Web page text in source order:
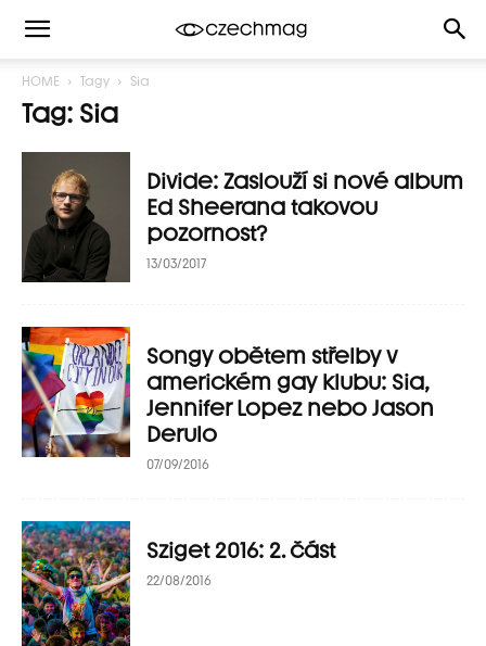
HOME Tagy Sia
Tag: Sia
Divide: Zaslouží si nové album
Ed Sheerana takovou
pozornost?
13/03/2017
Songy obětem střelby v
americkém gay klubu: Sia,
Jennifer Lopez nebo Jason
Derulo
07/09/2016
Sziget 2016: 2. část
22/08/2016